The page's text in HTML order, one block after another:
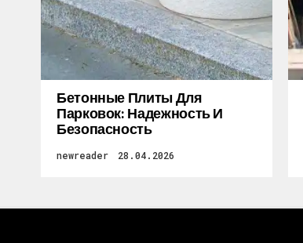
Бетонные Плиты Для
Парковок: Надежность И
Безопасность
newreader 28.04.2026